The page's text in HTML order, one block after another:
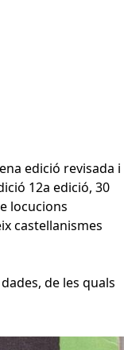
edició revisada i
12a edició, 30
locucions
castellanismes
de les quals